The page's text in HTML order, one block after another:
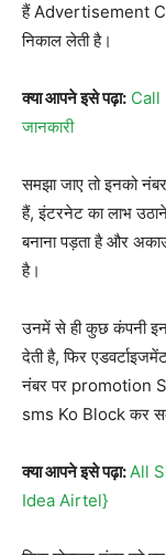
हैं Advertisement
निकाल लेती है।
क्या आपने इसे पढ़ा: Call
जानकारी
समझा जाए तो इनको
हैं, इंटरनेट का लाभ
बनाना पड़ता है और
है।
उनमें से ही कुछ कंपनी इन
देती है, फिर
नंबर पर promotion
sms Ko Block कर
क्या आपने इसे पढ़ा:All
Idea Airtel}